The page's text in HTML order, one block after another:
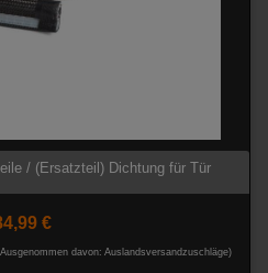
/ (Ersatzteil) Dichtung für Tür
€
davon: Auslandsversandzuschläge)